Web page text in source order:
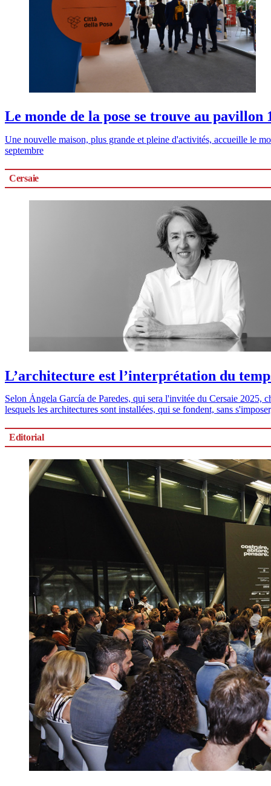
Le monde de la pose se trouve au pavillon
Une nouvelle maison, plus grande et pleine d'activités, accueille le
septembre
Cersaie
L’architecture est l’interprétation du
Selon Ángela García de Paredes, qui sera l'invitée du Cersaie 2025,
lesquels les architectures sont installées, qui se fondent, sans
Editorial